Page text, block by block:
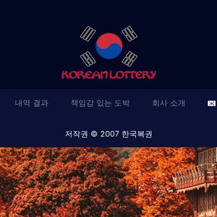
내역 결과 책임감 있는 도박 회사 소개
저작권 © 2007 한국복권